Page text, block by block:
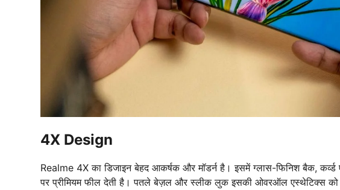
4X Design
Realme 4X का डिजाइन बेहद आकर्षक और मॉडर्न है। इसमें ग्लास-फिनिश बैक,
पर प्रीमियम फील देती है। पतले बेज़ल और स्लीक लुक इसकी ओवरऑल एस्थेटिक्स को